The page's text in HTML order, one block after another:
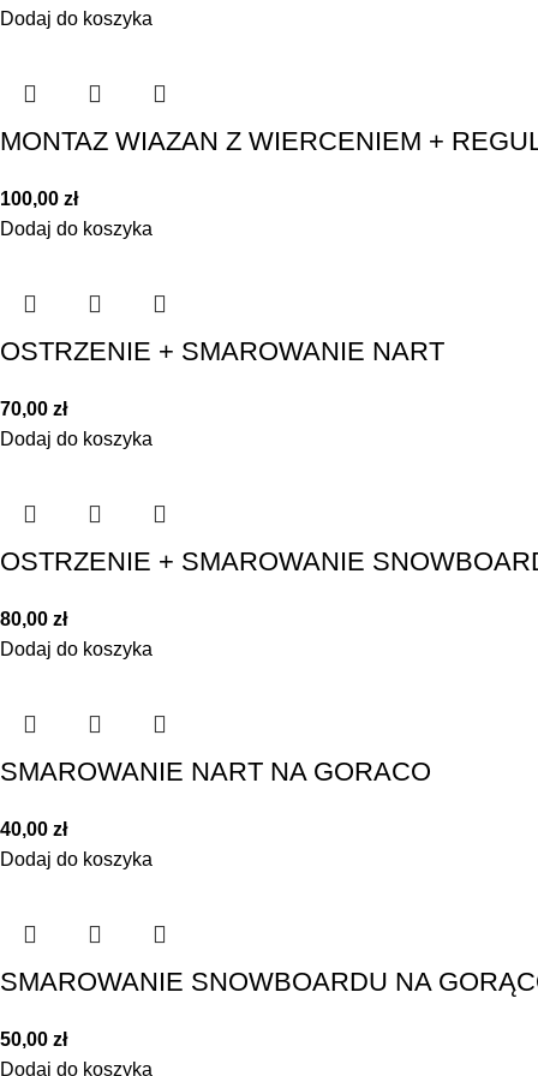
Dodaj do koszyka
MONTAZ WIAZAN Z WIERCENIEM +
100,00 zł
Dodaj do koszyka
OSTRZENIE + SMAROWANIE NART
70,00 zł
Dodaj do koszyka
OSTRZENIE + SMAROWANIE
80,00 zł
Dodaj do koszyka
SMAROWANIE NART NA GORACO
40,00 zł
Dodaj do koszyka
SMAROWANIE SNOWBOARDU NA
50,00 zł
Dodaj do koszyka